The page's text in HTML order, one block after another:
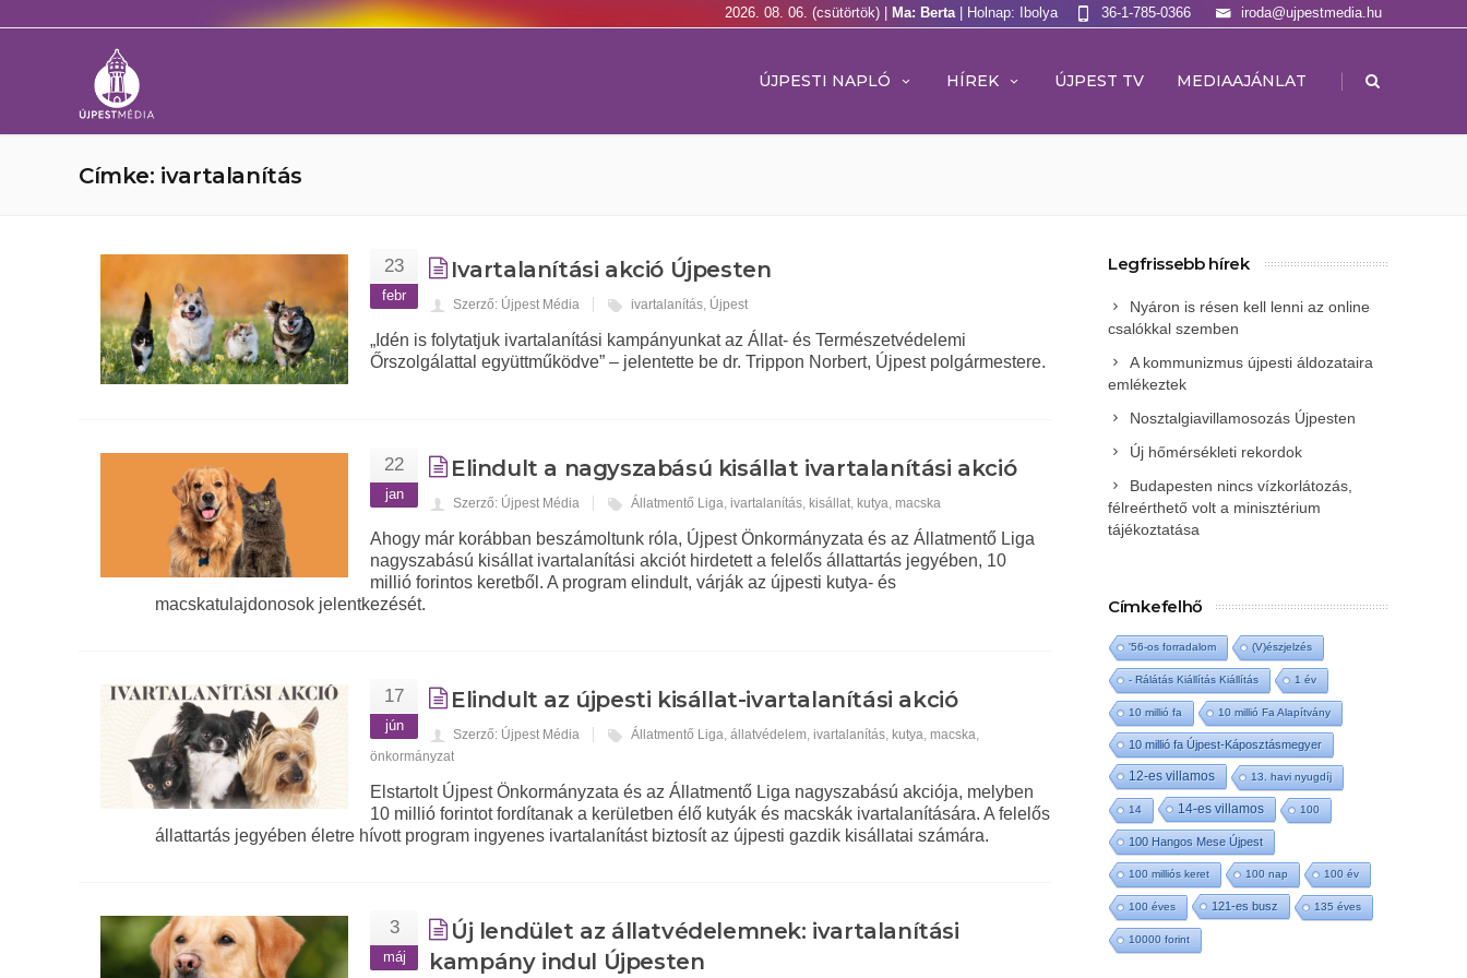
2026. 08. 06. (csütörtök) | Ma: Berta | Holnap: Ibolya iroda@ujpestmedia.hu
36-1-785-0366
ÚJPESTI NAPLÓ HÍREK ÚJPEST TV MEDIAAJÁNLAT |
Címke: ivartalanítás
23
febr
Ivartalanítási akció Újpesten
Szerző: Újpest Média ivartalanítás, Újpest
„Idén is folytatjuk ivartalanítási kampányunkat az Állat- és Természetvédelemi
Őrszolgálattal együttműködve” – jelentette be dr. Trippon Norbert, Újpest polgármestere.
22
jan
Elindult a nagyszabású kisállat ivartalanítási akció
Szerző: Újpest Média Állatmentő Liga,ivartalanítás, kisállat, kutya, macska
Ahogy már korábban beszámoltunk róla, Újpest Önkormányzata és az Állatmentő Liga
nagyszabású kisállat ivartalanítási akciót hirdetett a felelős állattartás jegyében, 10
millió forintos keretből. A program elindult, várják az újpesti kutya- és
macskatulajdonosok jelentkezését.
17
jún
Elindult az újpesti kisállat-ivartalanítási akció
Szerző: Újpest Média Állatmentő Liga,állatvédelem,ivartalanítás, kutya, macska,
önkormányzat
Elstartolt Újpest Önkormányzata és az Állatmentő Liga nagyszabású akciója, melyben
10 millió forintot fordítanak a kerületben élő kutyák és macskák ivartalanítására. A felelős
állattartás jegyében életre hívott program ingyenes ivartalanítást biztosít az újpesti gazdik kisállatai számára.
3
máj
Új lendület az állatvédelemnek: ivartalanítási
kampány indul Újpesten
Legfrissebb hírek
Nyáron is résen kell lenni az online
csalókkal szemben
A kommunizmus újpesti áldozataira
emlékeztek
Nosztalgiavillamosozás Újpesten
Új hőmérsékleti rekordok
Budapesten nincs vízkorlátozás,
félreérthető volt a minisztérium
tájékoztatása
Címkefelhő
'56-os forradalom (V)észjelzés
- Rálátás Kiállítás Kiállítás 1 év
10 millió fa 10 millió Fa Alapítvány
10 millió fa Újpest-Káposztásmegyer
12-es villamos 13. havi nyugdíj
14 14-es villamos 100
100 Hangos Mese Újpest
100 milliós keret 100 nap 100 év
100 éves 121-es busz 135 éves
10000 forint